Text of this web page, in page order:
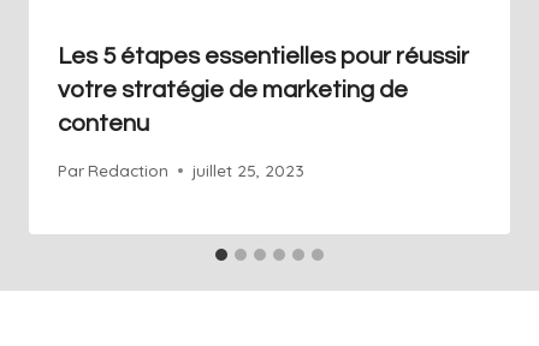
Les 5 étapes essentielles pour réussir
votre stratégie de marketing de
contenu
Par Redaction juillet 25, 2023